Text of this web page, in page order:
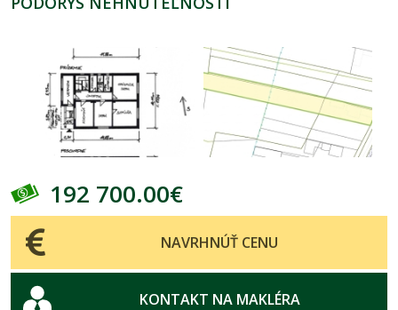
192 700.00€
NAVRHNÚŤ CENU
KONTAKT NA MAKLÉRA